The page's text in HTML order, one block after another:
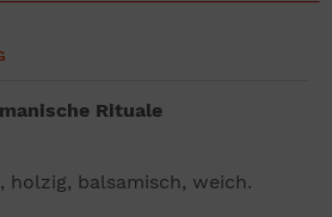
Rituale
holzig, balsamisch, weich.